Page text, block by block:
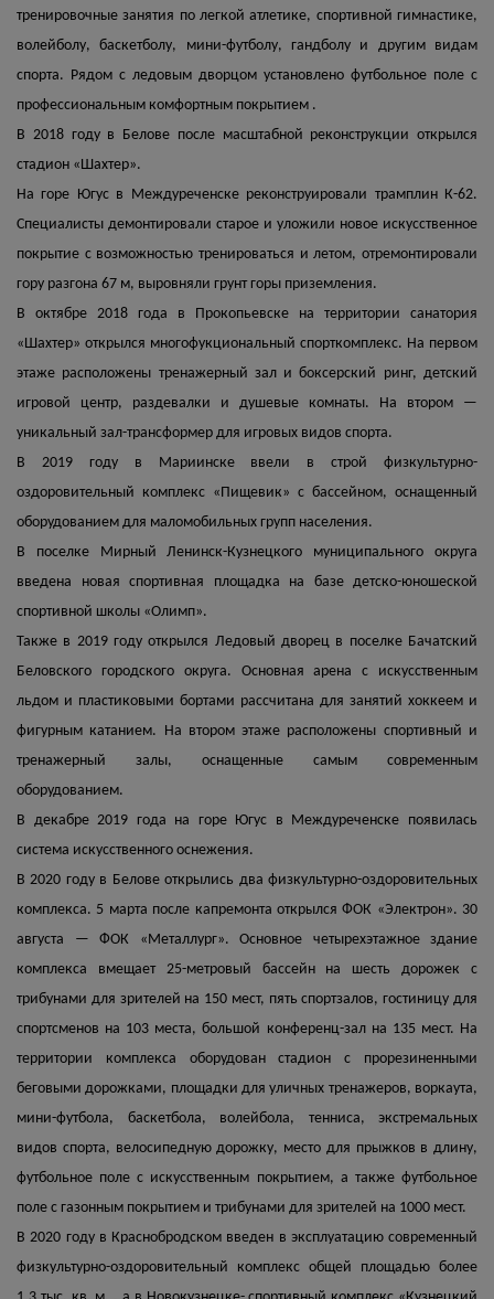
тренировочные занятия по легкой атлетике, спортивной гимнастике,
волейболу, баскетболу, мини-футболу, гандболу и другим видам
спорта. Рядом с ледовым дворцом установлено футбольное поле с
профессиональным комфортным покрытием .
В 2018 году в Белове после масштабной реконструкции открылся
стадион «Шахтер».
На горе Югус в Междуреченске реконструировали трамплин К-62.
Специалисты демонтировали старое и уложили новое искусственное
покрытие с возможностью тренироваться и летом, отремонтировали
гору разгона 67 м, выровняли грунт горы приземления.
В октябре 2018 года в Прокопьевске на территории санатория
«Шахтер» открылся многофукциональный спорткомплекс. На первом
этаже расположены тренажерный зал и боксерский ринг, детский
игровой центр, раздевалки и душевые комнаты. На втором —
уникальный зал-трансформер для игровых видов спорта.
В 2019 году в Мариинске ввели в строй физкультурно-
оздоровительный комплекс «Пищевик» с бассейном, оснащенный
оборудованием для маломобильных групп населения.
В поселке Мирный Ленинск-Кузнецкого муниципального округа
введена новая спортивная площадка на базе детско-юношеской
спортивной школы «Олимп».
Также в 2019 году открылся Ледовый дворец в поселке Бачатский
Беловского городского округа. Основная арена с искусственным
льдом и пластиковыми бортами рассчитана для занятий хоккеем и
фигурным катанием. На втором этаже расположены спортивный и
тренажерный залы, оснащенные самым современным
оборудованием.
В декабре 2019 года на горе Югус в Междуреченске появилась
система искусственного оснежения.
В 2020 году в Белове открылись два физкультурно-оздоровительных
комплекса. 5 марта после капремонта открылся ФОК «Электрон». 30
августа — ФОК «Металлург». Основное четырехэтажное здание
комплекса вмещает 25-метровый бассейн на шесть дорожек с
трибунами для зрителей на 150 мест, пять спортзалов, гостиницу для
спортсменов на 103 места, большой конференц-зал на 135 мест. На
территории комплекса оборудован стадион с прорезиненными
беговыми дорожками, площадки для уличных тренажеров, воркаута,
мини-футбола, баскетбола, волейбола, тенниса, экстремальных
видов спорта, велосипедную дорожку, место для прыжков в длину,
футбольное поле с искусственным покрытием, а также футбольное
поле с газонным покрытием и трибунами для зрителей на 1000 мест.
В 2020 году в Краснобродском введен в эксплуатацию современный
физкультурно-оздоровительный комплекс общей площадью более